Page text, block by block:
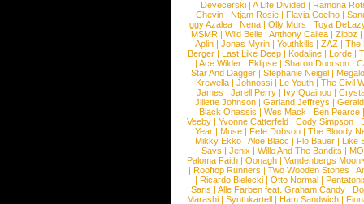
Devecerski |A Life Divided |Ramona
Chevin |Ntjam Rosie |Flavia Coelho |
Iggy Azalea | Nena | Olly Murs | Toya
MSMR |Wild Belle |Anthony Callea |Zibbz
Aplin | Jonas Myrin | Youthkills | ZAZ | The
Berger |Last Like Deep |Kodaline |Lorde |
|Ace Wilder |Eklipse |Sharon Doorson |
Star And Dagger | Stephanie Neigel |
Krewella | Johnossi | Le Youth | The Civil
James | Jarell Perry | Ivy Quainoo |
Jillette Johnson | Garland Jeffreys |
Black Onassis | Wes Mack | Ben Pearce
Veeby | Yvonne Catterfeld | Cody Simpson |
Year |Muse |Fefe Dobson |The Bloody
Mikky Ekko | Aloe Blacc | Flo Bauer | Like
Says | Jenix | Wille And The Bandits | MO
Paloma Faith |Oonagh |Vandenbergs
|Rooftop Runners |Two Wooden Stones |
| Ricardo Bielecki | Otto Normal |
Saris | Alle Farben feat. Graham Candy |
Marashi | Synthkartell | Ham Sandwich |